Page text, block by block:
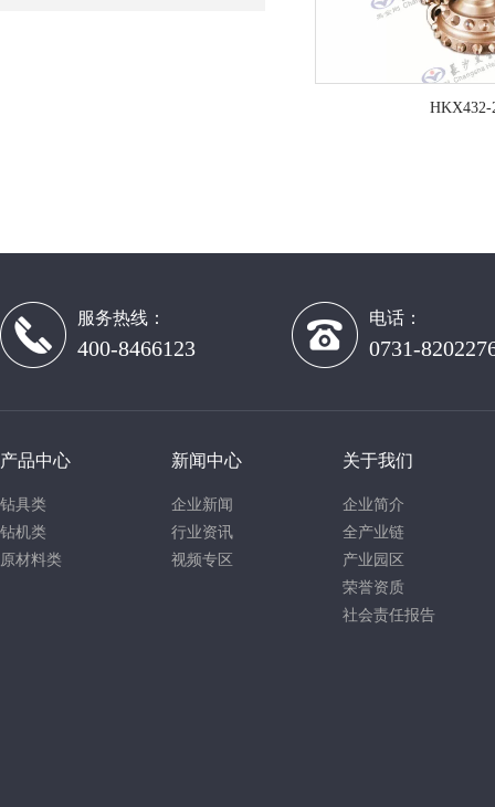
HKX432-
服务热线：
400-8466123
电话：
0731-
产品中心
钻具类
钻机类
原材料类
新闻中心
企业新闻
行业资讯
视频专区
关于我们
企业简介
全产业链
产业园区
荣誉资质
社会责任报告